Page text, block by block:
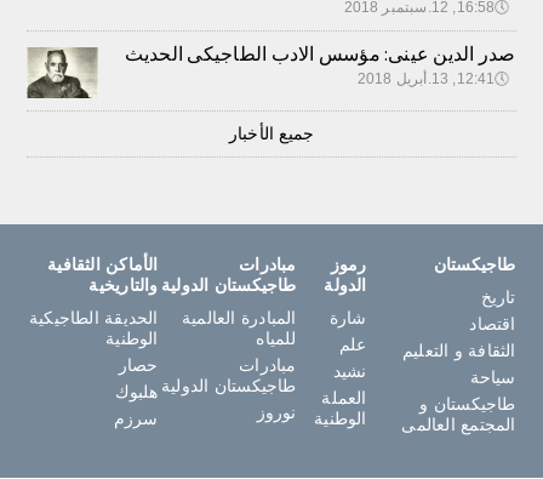
🕔16:58, 12.سبتمبر 2018
صدر الدين عينى: مؤسس الادب الطاجيكى الحديث
🕔12:41, 13.أبريل 2018
جميع الأخبار
طاجيكستان
تاريخ
اقتصاد
الثقافة و التعليم
سياحة
طاجيكستان و
المجتمع العالمى
رموز
الدولة
شارة
علم
نشيد
العملة
الوطنية
مبادرات
طاجيكستان الدولية
المبادرة العالمية
للمياه
مبادرات
طاجيكستان الدولية
نوروز
الأماكن الثقافية
والتاريخية
الحديقة الطاجيكية
الوطنية
حصار
هلبوك
سرزم